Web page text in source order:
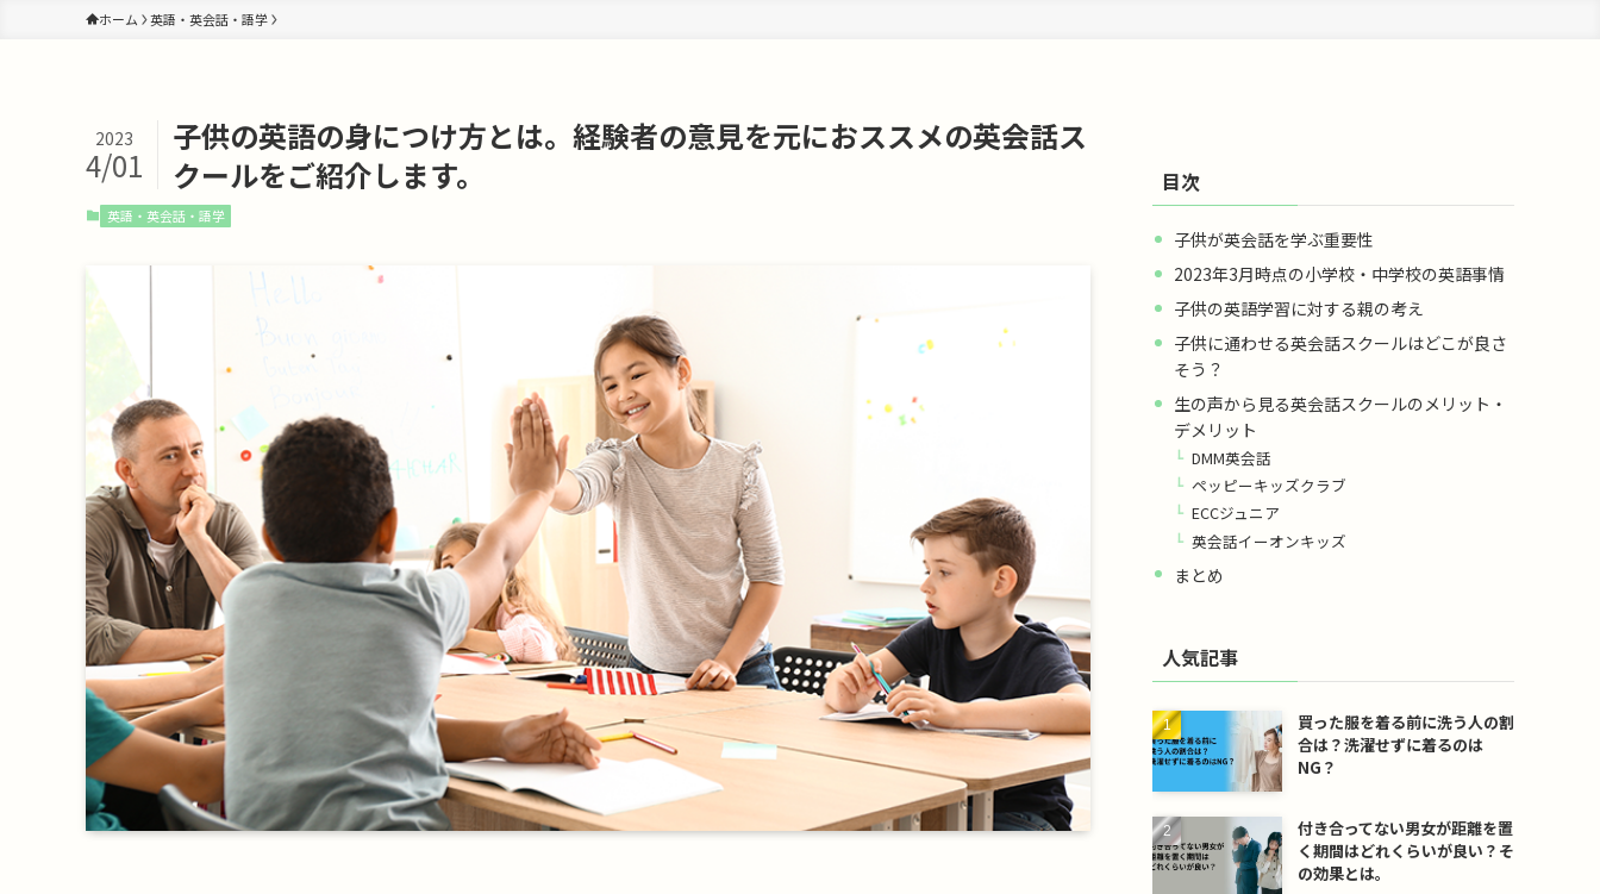
ホーム 英語・英会話・語学
子供の英語の身につけ方とは。経験者の意見を元におススメの英会話ス
クールをご紹介します。
2023
4/01
英語・英会話・語学
目次
子供が英会話を学ぶ重要性
2023年3月時点の小学校・中学校の英語事情
子供の英語学習に対する親の考え
子供に通わせる英会話スクールはどこが良さ
そう？
生の声から見る英会話スクールのメリット・
デメリット
DMM英会話
ペッピーキッズクラブ
ECCジュニア
英会話イーオンキッズ
まとめ
人気記事
買った服を着る前に洗う人の割
合は？洗濯せずに着るのは
NG？
付き合ってない男女が距離を置
く期間はどれくらいが良い？そ
の効果とは。